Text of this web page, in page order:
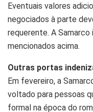
Eventuais valores
negociados à parte
requerente. A Samarco
mencionados acima.
Outras portas
Em fevereiro, a
voltado para pessoas
formal na época do